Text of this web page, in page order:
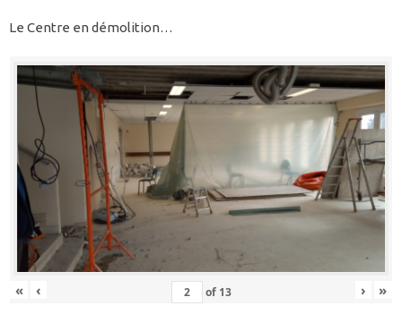
Le Centre en démolition…
« ‹ of 13 › »